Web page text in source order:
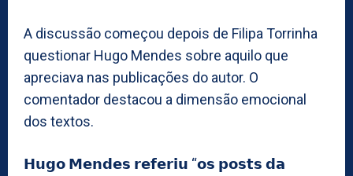
A discussão começou depois de Filipa Torrinha
questionar Hugo Mendes sobre aquilo que
apreciava nas publicações do autor. O
comentador destacou a dimensão emocional
dos textos.
𝗛𝘂𝗴𝗼 𝗠𝗲𝗻𝗱𝗲𝘀 𝗿𝗲𝗳𝗲𝗿𝗶𝘂 “𝗼𝘀 𝗽𝗼𝘀𝘁𝘀 𝗱𝗮